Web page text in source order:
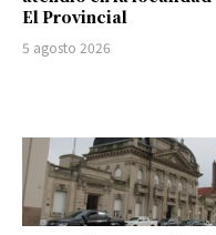
El Provincial
5 agosto 2026